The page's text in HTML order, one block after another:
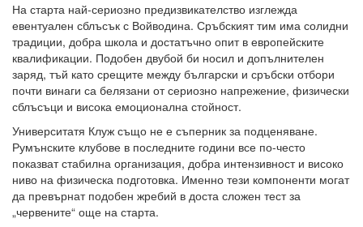
На старта най-сериозно предизвикателство изглежда
евентуален сблъсък с Войводина. Сръбският тим има солидни
традиции, добра школа и достатъчно опит в европейските
квалификации. Подобен двубой би носил и допълнителен
заряд, тъй като срещите между български и сръбски отбори
почти винаги са белязани от сериозно напрежение, физически
сблъсъци и висока емоционална стойност.
Университатя Клуж също не е съперник за подценяване.
Румънските клубове в последните години все по-често
показват стабилна организация, добра интензивност и високо
ниво на физическа подготовка. Именно тези компоненти могат
да превърнат подобен жребий в доста сложен тест за
„червените“ още на старта.